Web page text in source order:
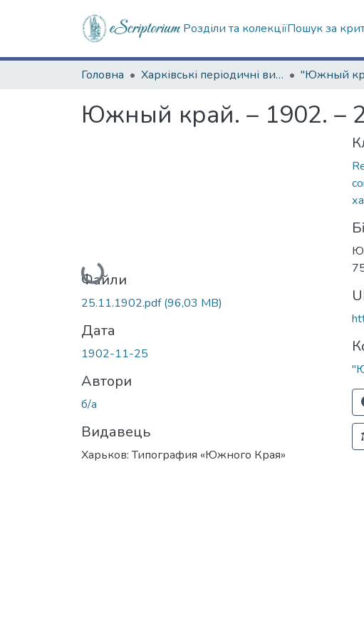
Розділи та колекціїПошук за
Головна Харківські періодичні видання
Южный край. – 1902. –
Вантажиться...
Файли
25.11.1902.pdf(96,03 MB)
Дата
1902-11-25
Автори
б/а
Видавець
Харьков: Типография «Южного Края»